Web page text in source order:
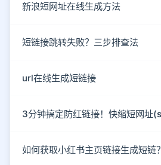
新浪短网址在线生成方法
短链接跳转失败？三步排查法
url在线生成短链接
如何获取小红书主页链接生成短链？